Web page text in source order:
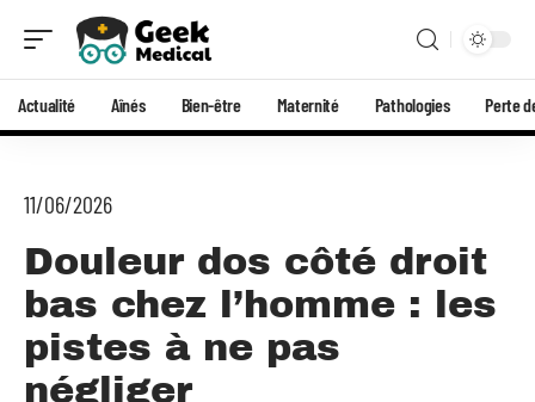
Actualité Aînés Bien-être Maternité Pathologies Perte
11/06/2026
Douleur dos côté droit
bas chez l’homme : les
pistes à ne pas
négliger